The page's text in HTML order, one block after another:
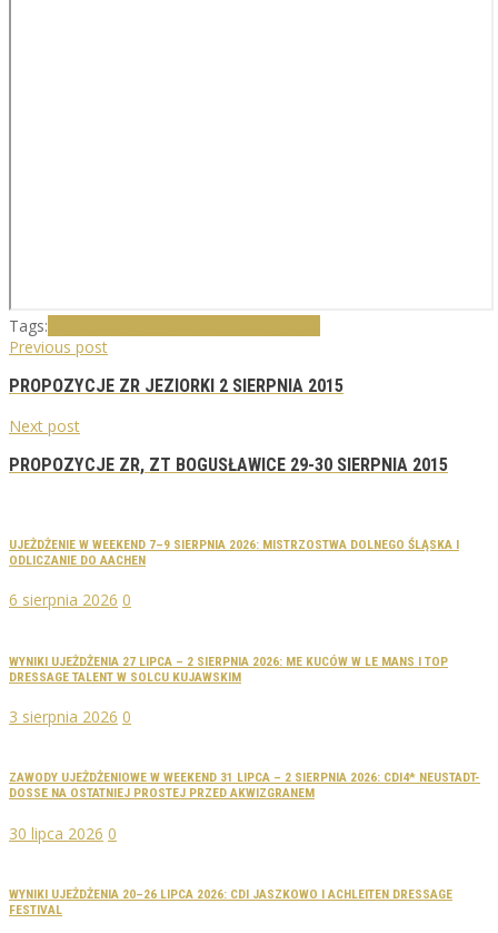
Tags:
Previous post
PROPOZYCJE ZR JEZIORKI 2 SIERPNIA 2015
Next post
PROPOZYCJE ZR, ZT BOGUSŁAWICE 29-30 SIERPNIA 2015
UJEŻDŻENIE W WEEKEND 7–9 SIERPNIA 2026: MISTRZOSTWA DOLNEGO ŚLĄSKA I
ODLICZANIE DO AACHEN
6 sierpnia 2026 0
WYNIKI UJEŻDŻENIA 27 LIPCA – 2 SIERPNIA 2026: ME KUCÓW W LE MANS I TOP
DRESSAGE TALENT W SOLCU KUJAWSKIM
3 sierpnia 2026 0
ZAWODY UJEŻDŻENIOWE W WEEKEND 31 LIPCA – 2 SIERPNIA 2026: CDI4* NEUSTADT-
DOSSE NA OSTATNIEJ PROSTEJ PRZED AKWIZGRANEM
30 lipca 2026 0
WYNIKI UJEŻDŻENIA 20–26 LIPCA 2026: CDI JASZKOWO I ACHLEITEN DRESSAGE
FESTIVAL